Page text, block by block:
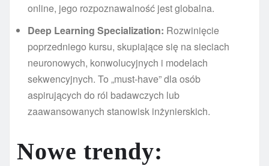
online, jego rozpoznawalność jest globalna.
Deep Learning Specialization: Rozwinięcie
poprzedniego kursu, skupiające się na sieciach
neuronowych, konwolucyjnych i modelach
sekwencyjnych. To „must-have” dla osób
aspirujących do ról badawczych lub
zaawansowanych stanowisk inżynierskich.
Nowe trendy: